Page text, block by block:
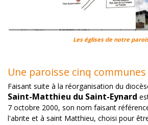
Les églises de notre
Une paroisse cinq communes
Faisant suite à la réorganisation du
Saint-Matthieu du Saint-Eynard
7 octobre 2000, son nom faisant
l'abrite et à saint Matthieu, choisi pour